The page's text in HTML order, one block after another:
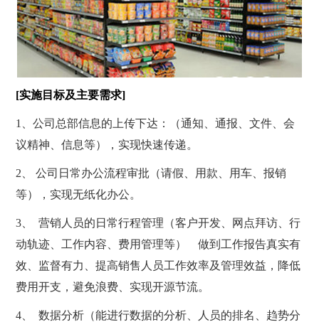
[实施目标及主要需求]
1、公司总部信息的上传下达：（通知、通报、文件、会
议精神、信息等），实现快速传递。
2、 公司日常办公流程审批（请假、用款、用车、报销
等），实现无纸化办公。
3、 营销人员的日常行程管理（客户开发、网点拜访、行
动轨迹、工作内容、费用管理等） 做到工作报告真实有
效、监督有力、提高销售人员工作效率及管理效益，降低
费用开支，避免浪费、实现开源节流。
4、 数据分析（能进行数据的分析、人员的排名、趋势分